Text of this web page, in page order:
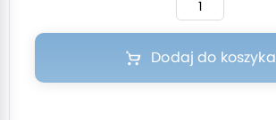
Dodaj do koszyka